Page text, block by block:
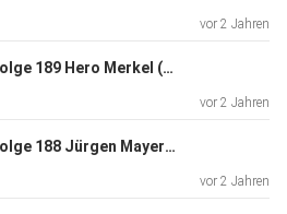
war nur noch in Spielhallen
diesem Grund ist in
selbst hat Zuhause auch 10
Konsolen stehen. Im Verein
vor 2 Jahren
Was Isch Los? Folge 189 Hero Merkel (Pferdetrainerin und Artistin aus Rastatt/Kuppenheim)
vor 2 Jahren
Was Isch Los? Folge 188 Jürgen Mayer (Frontmann Band "Phil", Chef Mayer Möbelmanufaktur aus Sulzfeld)
vor 2 Jahren